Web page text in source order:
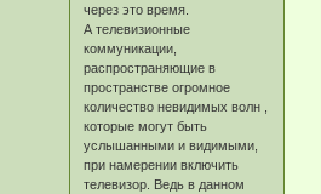
через это время.
А телевизионные
коммуникации,
распространяющие в
пространстве огромное
количество невидимых волн ,
которые могут быть
услышанными и видимыми,
при намерении включить
телевизор. Ведь в данном